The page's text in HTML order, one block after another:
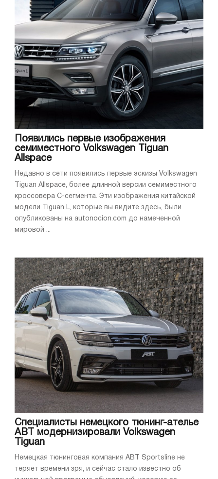
Появились первые изображения
семиместного Volkswagen Tiguan
Allspace
Недавно в сети появились первые эскизы Volkswagen
Tiguan Allspace, более длинной версии семиместного
кроссовера С-сегмента. Эти изображения китайской
модели Tiguan L, которые вы видите здесь, были
опубликованы на autonocion.com до намеченной
мировой ...
Специалисты немецкого тюнинг-ателье
ABT модернизировали Volkswagen
Tiguan
Немецкая тюнинговая компания ABT Sportsline не
теряет времени зря, и сейчас стало известно об